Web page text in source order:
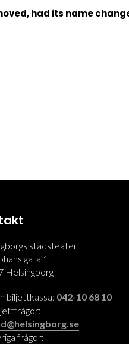
had its name
stadsteater
gata 1
Helsingborg
biljettkassa: 042-10 68 10
frågor: